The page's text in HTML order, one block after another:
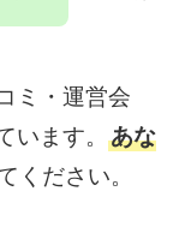
ミ・運営会
います。 あな
ください。